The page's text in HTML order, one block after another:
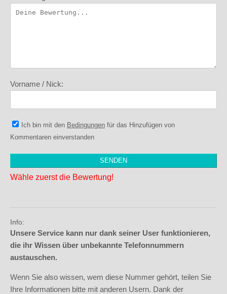
Vorname / Nick:
Ich bin mit den Bedingungen für das Hinzufügen von
Kommentaren einverstanden
Wähle zuerst die Bewertung!
Info:
Unsere Service kann nur dank seiner User funktionieren,
die ihr Wissen über unbekannte Telefonnummern
austauschen.
Wenn Sie also wissen, wem diese Nummer gehört, teilen Sie
Ihre Informationen bitte mit anderen Usern. Dank der